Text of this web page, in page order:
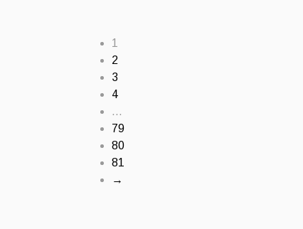
1
2
3
4
…
79
80
81
→